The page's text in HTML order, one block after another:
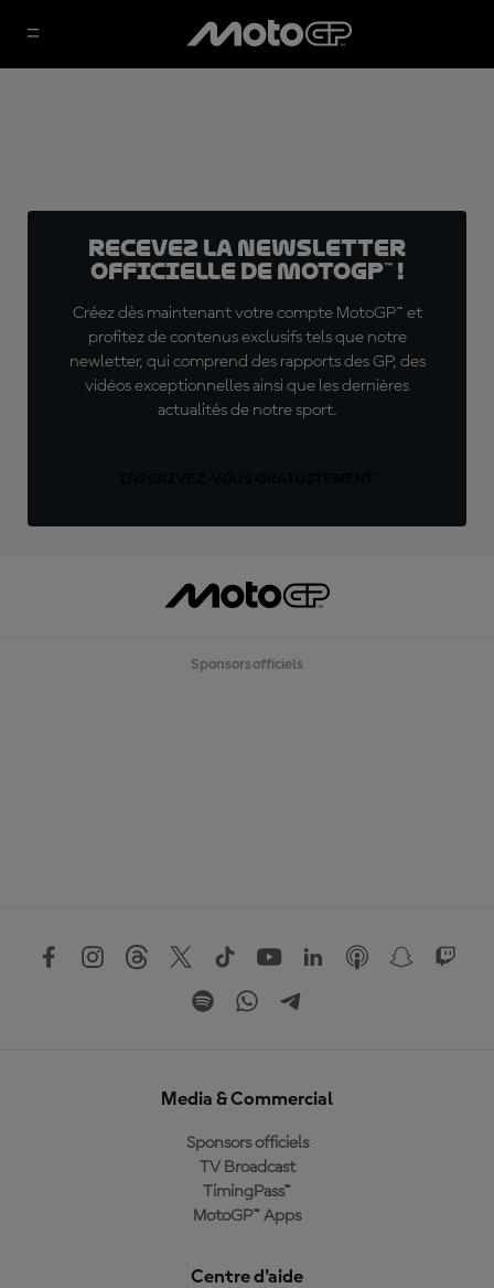
Recevez la Newsletter
officielle de MotoGP™ !
Créez dès maintenant votre compte MotoGP™ et
profitez de contenus exclusifs tels que notre
newletter, qui comprend des rapports des GP, des
vidéos exceptionnelles ainsi que les dernières
actualités de notre sport.
Sponsors officiels
Media & Commercial
Sponsors officiels
TV Broadcast
TimingPass™
MotoGP™ Apps
Centre d'aide